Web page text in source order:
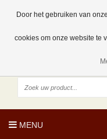
NL
EUR
MENU
Door het gebruiken van
cookies om onze website te